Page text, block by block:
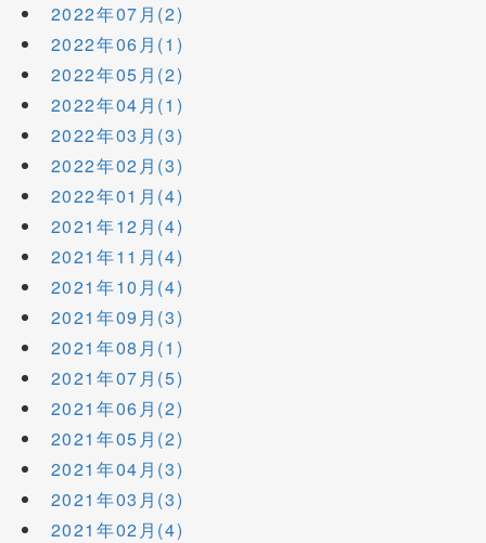
2022年07月(2)
2022年06月(1)
2022年05月(2)
2022年04月(1)
2022年03月(3)
2022年02月(3)
2022年01月(4)
2021年12月(4)
2021年11月(4)
2021年10月(4)
2021年09月(3)
2021年08月(1)
2021年07月(5)
2021年06月(2)
2021年05月(2)
2021年04月(3)
2021年03月(3)
2021年02月(4)